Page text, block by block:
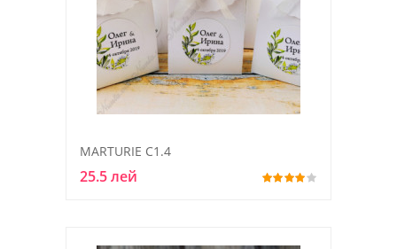
MARTURIE C1.4
25.5 лей